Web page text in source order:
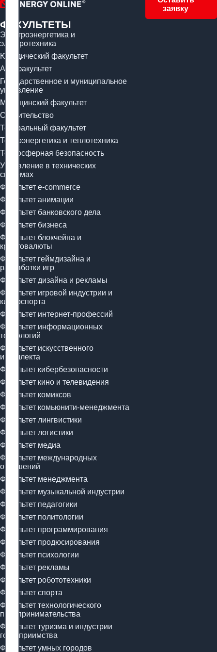
заявку
ФАКУЛЬТЕТЫ
Электроэнергетика и
электротехника
Юридический факультет
Арт-факультет
Государственное и муниципальное
управление
Медицинский факультет
Строительство
Театральный факультет
Теплоэнергетика и теплотехника
Техносферная безопасность
Управление в технических
системах
Факультет e-commerce
Факультет анимации
Факультет банковского дела
Факультет бизнеса
Факультет блокчейна и
криптовалюты
Факультет геймдизайна и
разработки игр
Факультет дизайна и рекламы
Факультет игровой индустрии и
киберспорта
Факультет интернет-профессий
Факультет информационных
технологий
Факультет искусственного
интеллекта
Факультет кибербезопасности
Факультет кино и телевидения
Факультет комиксов
Факультет комьюнити-менеджмента
Факультет лингвистики
Факультет логистики
Факультет медиа
Факультет международных
отношений
Факультет менеджмента
Факультет музыкальной индустрии
Факультет педагогики
Факультет политологии
Факультет программирования
Факультет продюсирования
Факультет психологии
Факультет рекламы
Факультет робототехники
Факультет спорта
Факультет технологического
предпринимательства
Факультет туризма и индустрии
гостеприимства
Факультет умных городов